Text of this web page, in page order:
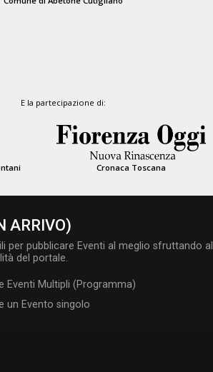
E la partecipazione di:
Cronaca Toscana
ARRIVO)
per pubblicare Eventi al meglio sfruttando al
del portale.
Eventi Multipli (Programma)
un Evento singolo